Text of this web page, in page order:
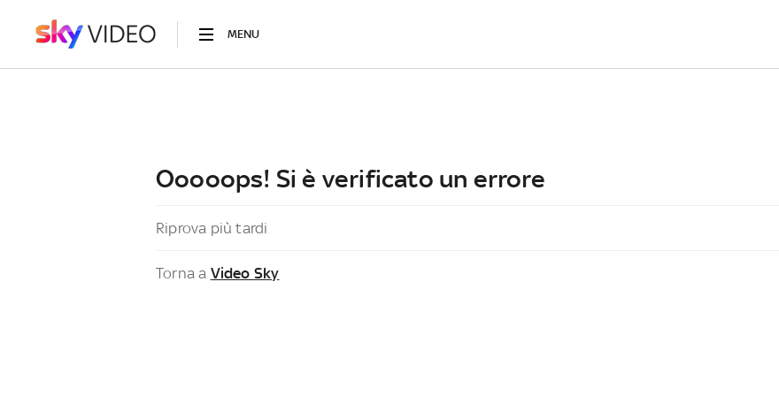
MENU
Ooooops! Si è verificato un errore
Riprova più tardi
Torna a Video Sky